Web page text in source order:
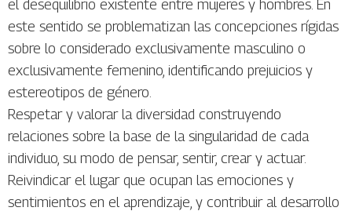
el desequilibrio existente entre mujeres y hombres. En
este sentido se problematizan las concepciones rígidas
sobre lo considerado exclusivamente masculino o
exclusivamente femenino, identificando prejuicios y
estereotipos de género.
Respetar y valorar la diversidad construyendo
relaciones sobre la base de la singularidad de cada
individuo, su modo de pensar, sentir, crear y actuar.
Reivindicar el lugar que ocupan las emociones y
sentimientos en el aprendizaje, y contribuir al desarrollo